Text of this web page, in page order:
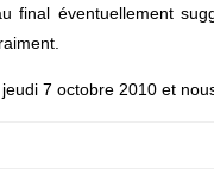
final éventuellement
7 octobre 2010 et